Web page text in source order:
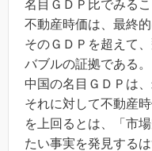
名目ＧＤＰ比でみるこ
不動産時価は、最終
そのＧＤＰを超えて
バブルの証拠である。
中国の名目ＧＤＰは
それに対して不動産
を上回るとは、「市
たい事実を発見するは